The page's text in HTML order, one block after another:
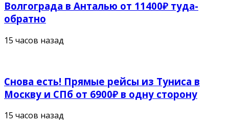
Волгограда в Анталью от 11400₽ туда-
обратно
15 часов назад
Снова есть! Прямые рейсы из Туниса в
Москву и СПб от 6900₽ в одну сторону
15 часов назад